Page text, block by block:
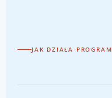
JAK DZIAŁA PROGRAM